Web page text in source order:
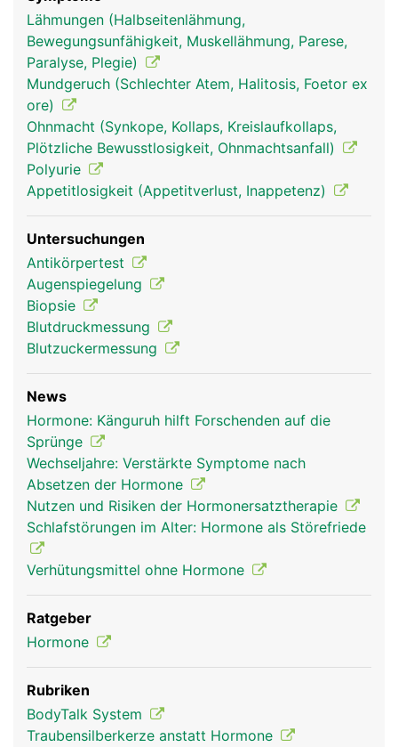
Endokrines-
System Frau
System Mann
Kopf Links Mann
Lähmungen (Halbseitenlähmung,
Bewegungsunfähigkeit, Muskellähmung, Parese,
Paralyse, Plegie)
Mundgeruch (Schlechter Atem, Halitosis, Foetor ex
ore)
Ohnmacht (Synkope, Kollaps, Kreislaufkollaps,
Plötzliche Bewusstlosigkeit, Ohnmachtsanfall)
Polyurie
Appetitlosigkeit (Appetitverlust, Inappetenz)
Untersuchungen
Antikörpertest
Augenspiegelung
Biopsie
Blutdruckmessung
Blutzuckermessung
News
Hormone: Känguruh hilft Forschenden auf die
Sprünge
Wechseljahre: Verstärkte Symptome nach
Absetzen der Hormone
Nutzen und Risiken der Hormonersatztherapie
Schlafstörungen im Alter: Hormone als Störefriede
Verhütungsmittel ohne Hormone
Ratgeber
Hormone
Rubriken
BodyTalk System
Traubensilberkerze anstatt Hormone